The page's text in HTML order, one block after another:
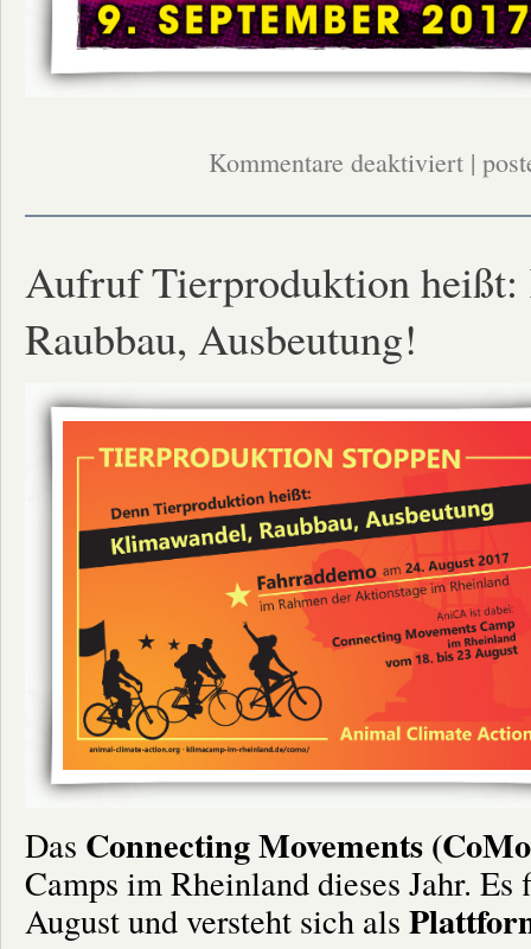
Kommentare deaktiviert für
heißt
Solidarität!
|
Aufruf Tierproduktion heißt:
Raubbau, Ausbeutung!
Das Connecting Movements
Camps im Rheinland dieses Jahr.
August und versteht sich als